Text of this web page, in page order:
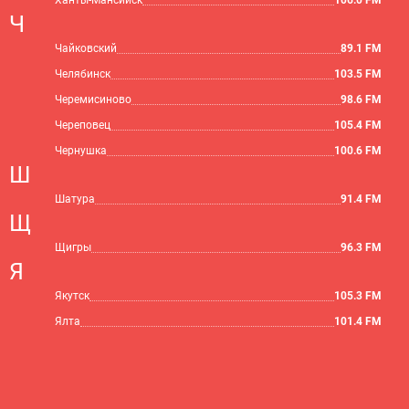
Ч
Чайковский
89.1 FM
Челябинск
103.5 FM
Черемисиново
98.6 FM
Череповец
105.4 FM
Чернушка
100.6 FM
Ш
Шатура 91.4 FM
Щ
Щигры 96.3 FM
Я
Якутск
105.3 FM
Ялта
101.4 FM